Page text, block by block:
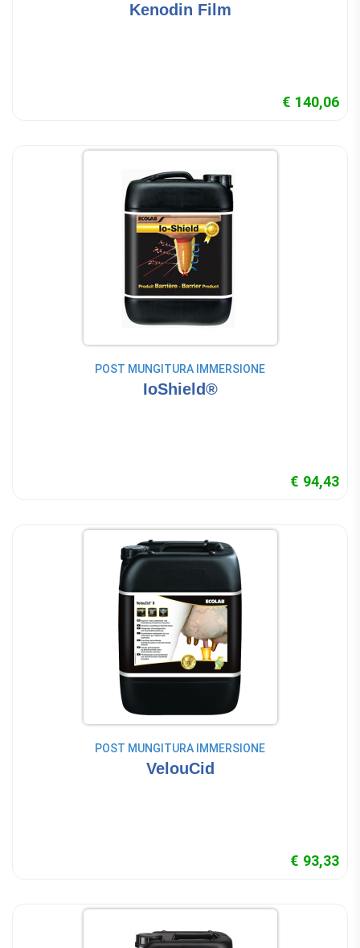
Kenodin Film
€ 140,06
POST MUNGITURA IMMERSIONE
IoShield®
€ 94,43
POST MUNGITURA IMMERSIONE
VelouCid
€ 93,33